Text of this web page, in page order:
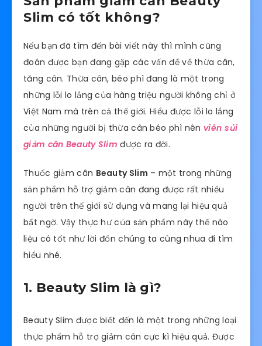
Slim có tốt không?
Nếu bạn đã tìm đến bài viết này thì mình cũng
đoán được bạn đang gặp các vấn đề về thừa cân,
tăng cân. Thừa cân, béo phì đang là một trong
những lỗi lo lắng của hàng triệu người không chỉ ở
Việt Nam mà trên cả thế giới. Hiểu được lỗi lo lắng
của những người bị thừa cân béo phì nên viên sủi
giảm cân Beauty Slim được ra đời.
Thuốc giảm cân Beauty Slim – một trong những
sản phẩm hỗ trợ giảm cân đang được rất nhiều
người trên thế giới sử dụng và mang lại hiệu quả
bất ngờ. Vậy thực hư của sản phẩm này thế nào
liệu có tốt như lời đồn chúng ta cùng nhua đi tìm
hiểu nhé.
1. Beauty Slim là gì?
Beauty Slim được biết đến là một trong những loại
thực phẩm hỗ trợ giảm cân cực kì hiệu quả. Được